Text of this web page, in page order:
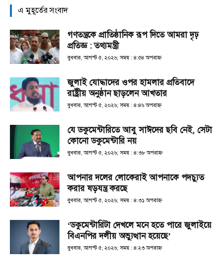
এ মুহূর্তের সংবাদ
গণতন্ত্রকে প্রাতিষ্ঠানিক রূপ দিতে আমরা দৃঢ়
প্রতিজ্ঞ : তথ্যমন্ত্রী
বুধবার, আগস্ট ৫, ২০২৬; সময় : ৪:৫৪ অপরাহ্ণ
জুলাই যোদ্ধাদের ওপর হামলার প্রতিবাদে
রাষ্ট্রীয় অনুষ্ঠান ছাড়লেন আখতার
বুধবার, আগস্ট ৫, ২০২৬; সময় : ৪:৪৬ অপরাহ্ণ
যে ডকুমেন্টারিতে আবু সাঈদের ছবি নেই, সেটা
কোনো ডকুমেন্টারি নয়
বুধবার, আগস্ট ৫, ২০২৬; সময় : ৪:৩৮ অপরাহ্ণ
আপনার দলের লোকেরাই আপনাকে পদচ্যুত
করার ষড়যন্ত্র করছে
বুধবার, আগস্ট ৫, ২০২৬; সময় : ৪:৩১ অপরাহ্ণ
‘ডকুমেন্টারিটা দেখলে মনে হতে পারে জুলাইয়ে
বিএনপির দলীয় অভ্যুত্থান হয়েছে’
বুধবার, আগস্ট ৫, ২০২৬; সময় : ৪:২৩ অপরাহ্ণ